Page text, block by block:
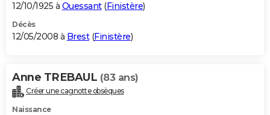
12/10/1925 à Ouessant(Finistère)
Décès
12/05/2008 à Brest(Finistère)
Anne TREBAUL (83 ans)
Créer une cagnotte obsèques
Naissance